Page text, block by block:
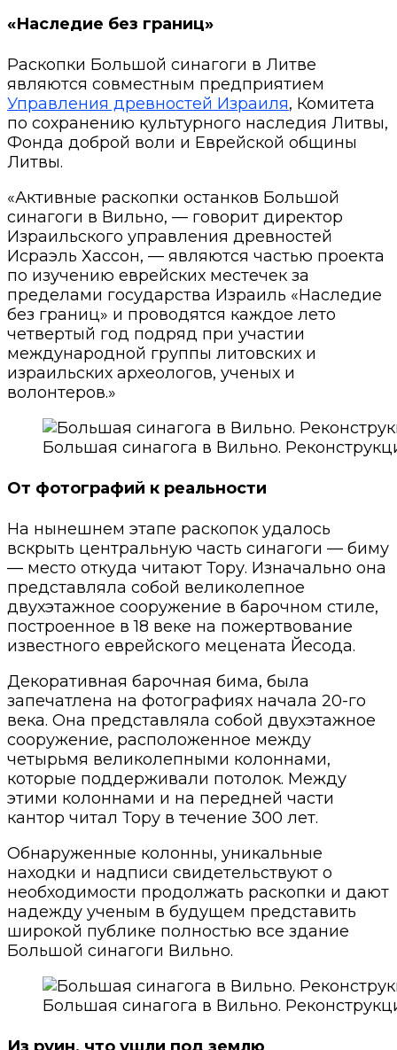
«Наследие без границ»
Раскопки Большой синагоги в Литве
являются совместным предприятием
Управления древностей Израиля, Комитета
по сохранению культурного наследия Литвы,
Фонда доброй воли и Еврейской общины
Литвы.
«Активные раскопки останков Большой
синагоги в Вильно, — говорит директор
Израильского управления древностей
Исраэль Хассон, — являются частью проекта
по изучению еврейских местечек за
пределами государства Израиль «Наследие
без границ» и проводятся каждое лето
четвертый год подряд при участии
международной группы литовских и
израильских археологов, ученых и
волонтеров.»
Большая синагога в Вильно.
От фотографий к реальности
На нынешнем этапе раскопок удалось
вскрыть центральную часть синагоги — биму
— место откуда читают Тору. Изначально она
представляла собой великолепное
двухэтажное сооружение в барочном стиле,
построенное в 18 веке на пожертвование
известного еврейского мецената Йесода.
Декоративная барочная бима, была
запечатлена на фотографиях начала 20-го
века. Она представляла собой двухэтажное
сооружение, расположенное между
четырьмя великолепными колоннами,
которые поддерживали потолок. Между
этими колоннами и на передней части
кантор читал Тору в течение 300 лет.
Обнаруженные колонны, уникальные
находки и надписи свидетельствуют о
необходимости продолжать раскопки и дают
надежду ученым в будущем представить
широкой публике полностью все здание
Большой синагоги Вильно.
Большая синагога в Вильно.